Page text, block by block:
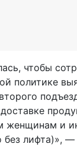
чтобы
политике
женщинам и
лифта)», —